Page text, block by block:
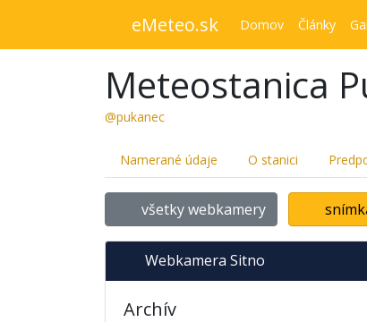
eMeteo.sk Domov Články
Meteostanica
@pukanec
Namerané údaje O stanici
všetky webkamery
Webkamera Sitno
Archív